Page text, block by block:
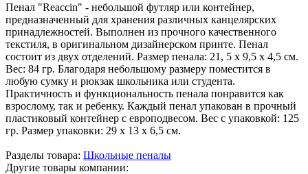
Пенал "Reaccin" - небольшой футляр или контейнер,
предназначенный для хранения различных канцелярских
принадлежностей. Выполнен из прочного качественного
текстиля, в оригинальном дизайнерском принте. Пенал
состоит из двух отделений. Размер пенала: 21, 5 х 9,5 х 4,5 см.
Вес: 84 гр. Благодаря небольшому размеру поместится в
любую сумку и рюкзак школьника или студента.
Практичность и функциональность пенала понравится как
взрослому, так и ребенку. Каждый пенал упакован в прочный
пластиковый контейнер с европодвесом. Вес с упаковкой: 125
гр. Размер упаковки: 29 х 13 х 6,5 см.
Разделы товара: Школьные пеналы
Другие товары компании: